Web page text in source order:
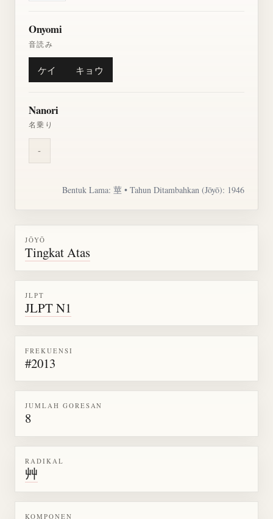
Onyomi
音読み
ケイ キョウ
Nanori
名乗り
-
Bentuk Lama: 莖 • Tahun Ditambahkan (Jōyō): 1946
JŌYŌ
Tingkat Atas
JLPT
JLPT N1
FREKUENSI
#2013
JUMLAH GORESAN
8
RADIKAL
艸
KOMPONEN